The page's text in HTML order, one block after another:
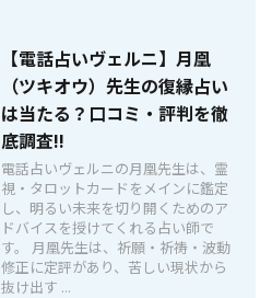
【電話占いヴェルニ】月凰
（ツキオウ）先生の復縁占い
は当たる？口コミ・評判を徹
底調査!!
電話占いヴェルニの月凰先生は、霊
視・タロットカードをメインに鑑定
し、明るい未来を切り開くためのア
ドバイスを授けてくれる占い師で
す。 月凰先生は、祈願・祈祷・波動
修正に定評があり、苦しい現状から
抜け出す ...